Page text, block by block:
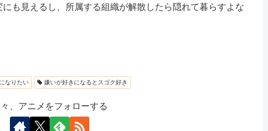
も見えるし、所属する組織が解散したら隠れて暮らすよな
なりたい 嫌いが好きになるとスゴク好き
々、アニメをフォローする